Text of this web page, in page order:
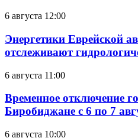
6 августа 12:00
Энергетики Еврейской
отслеживают
6 августа 11:00
Временное отключение
Биробиджане с 6 по 7
6 августа 10:00